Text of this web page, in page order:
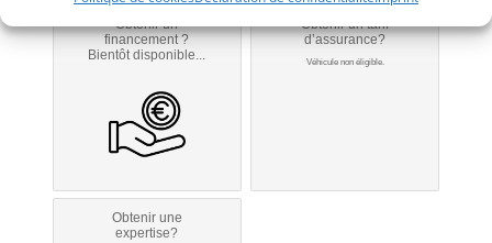
Obtenir un
financement ?
Bientôt disponible...
Obtenir un tarif
d’assurance?
Véhicule non éligible.
Obtenir une
expertise?